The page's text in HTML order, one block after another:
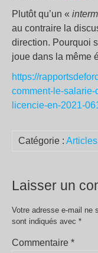
Plutôt qu’un «
au contraire la
direction. Pourquoi
joue dans la même
https://
comment-le-
licencie-en-2021-
Catégorie : Articles
Laisser un
Votre adresse e-mail ne
sont indiqués avec *
Commentaire *